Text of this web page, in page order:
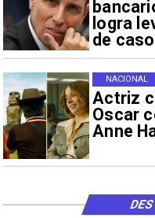
logra
de
Actriz
Oscar
Anne
NACIONAL